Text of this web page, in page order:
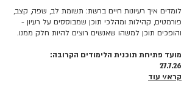
לומדים איך רעיונות חיים ברשת: תשומת לב, שפה, קצב,
פורמטים, קהילות ומהלכי תוכן שמבוססים על רעיון -
והופכים תוכן למשהו שאנשים רוצים להיות חלק ממנו.
מועד פתיחת תוכנית הלימודים הקרובה:
27.7.26
קרא/י עוד